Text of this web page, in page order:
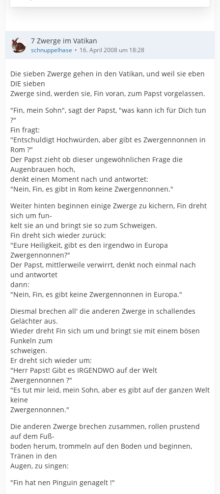
7 Zwerge im Vatikan
schnuppelhase 16. April 2008 um 18:28
Die sieben Zwerge gehen in den Vatikan, und weil sie eben
DIE sieben
Zwerge sind, werden sie, Fin voran, zum Papst vorgelassen.
"Fin, mein Sohn", sagt der Papst, "was kann ich für Dich tun
?"
Fin fragt:
"Entschuldigt Hochwürden, aber gibt es Zwergennonnen in
Rom ?"
Der Papst zieht ob dieser ungewöhnlichen Frage die
Augenbrauen hoch,
denkt einen Moment nach und antwortet:
"Nein, Fin, es gibt in Rom keine Zwergennonnen."
Weiter hinten beginnen einige Zwerge zu kichern, Fin dreht
sich um fun-
kelt sie an und bringt sie so zum Schweigen.
Fin dreht sich wieder zurück:
"Eure Heiligkeit, gibt es den irgendwo in Europa
Zwergennonnen?"
Der Papst, mittlerweile verwirrt, denkt noch einmal nach
und antwortet
dann:
"Nein, Fin, es gibt keine Zwergennonnen in Europa."
Diesmal brechen all' die anderen Zwerge in schallendes
Gelächter aus.
Wieder dreht Fin sich um und bringt sie mit einem bösen
Funkeln zum
schweigen.
Er dreht sich wieder um:
"Herr Papst! Gibt es IRGENDWO auf der Welt
Zwergennonnen ?"
"Es tut mir leid, mein Sohn, aber es gibt auf der ganzen Welt
keine
Zwergennonnen."
Die anderen Zwerge brechen zusammen, rollen prustend
auf dem Fuß-
boden herum, trommeln auf den Boden und beginnen,
Tränen in den
Augen, zu singen:
"Fin hat nen Pinguin genagelt !"